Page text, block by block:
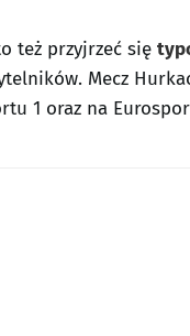
też przyjrzeć się
Mecz
1 oraz na